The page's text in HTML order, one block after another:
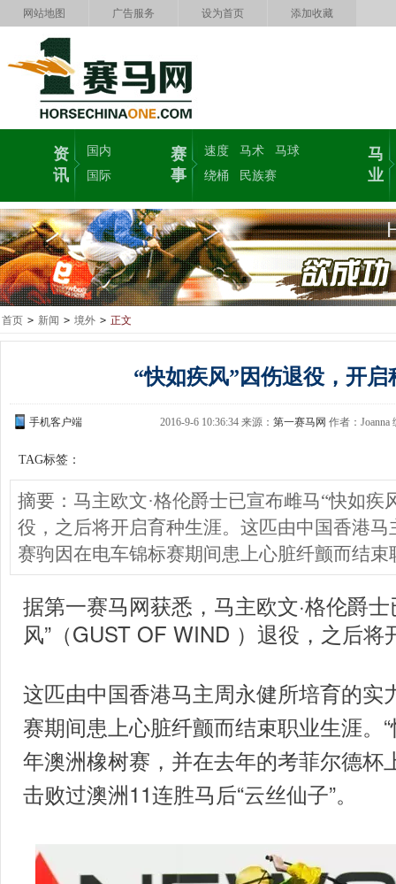
网站地图 广告服务 设为首页 添加收藏
资
讯
国内
国际
赛
事
速度 马术
马球
绕桶
民族赛
马
业
首页 > 新闻 > 境外 > 正文
“快如疾风”因伤退役，开启
手机客户端 2016-9-6 10:36:34 来源：第一赛马网 作者：Joanna
TAG标签：
摘要：马主欧文·格伦爵士已宣布雌马“快如疾
役，之后将开启育种生涯。这匹由中国香港
赛驹因在电车锦标赛期间患上心脏纤颤而结束
据第一赛马网获悉，马主欧文·格伦爵
风”（GUST OF WIND ）退役，之后将
这匹由中国香港马主周永健所培育的实
赛期间患上心脏纤颤而结束职业生涯。
年澳洲橡树赛，并在去年的考菲尔德杯
击败过澳洲11连胜马后“云丝仙子”。